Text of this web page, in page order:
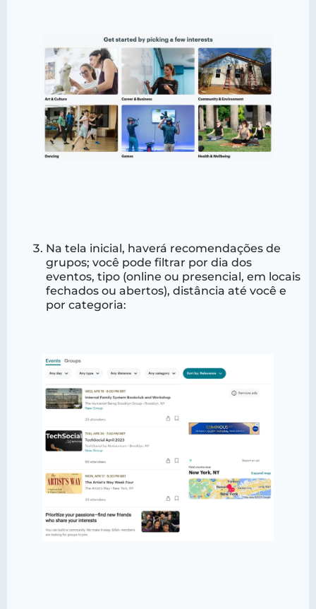
Na tela inicial, haverá recomendações de
grupos; você pode filtrar por dia dos
eventos, tipo (online ou presencial, em locais
fechados ou abertos), distância até você e
por categoria: